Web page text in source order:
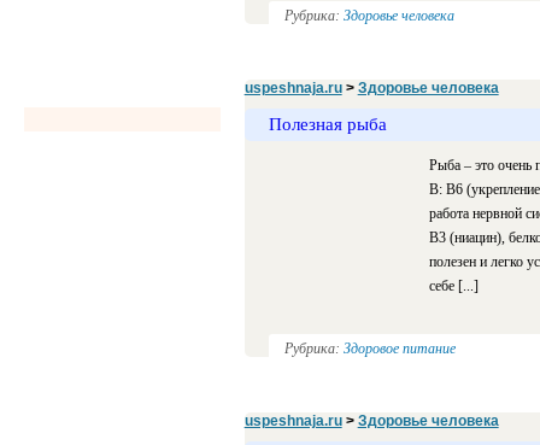
Рубрика: Здоровье человека
uspeshnaja.ru> Здоровье человека
Полезная рыба
Рыба – это очень
В: В6
работа нервной
В3 (ниацин),
полезен и легко
себе [...]
Рубрика: Здоровое питание
uspeshnaja.ru> Здоровье человека